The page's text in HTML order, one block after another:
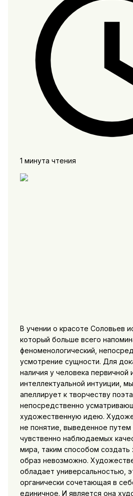
1 минута чтения
В учении о красоте Соловьев
который больше всего
феноменологический,
усмотрение сущности. Для
наличия у человека первичной
интеллектуальной интуиции,
апеллирует к творчеству поэта
непосредственно
художественную идею.
не понятие, выведенное путем
чувственно наблюдаемых
мира, таким способом
образ невозможно.
обладает универсальностью,
органически сочетающая в
единичное. И является она